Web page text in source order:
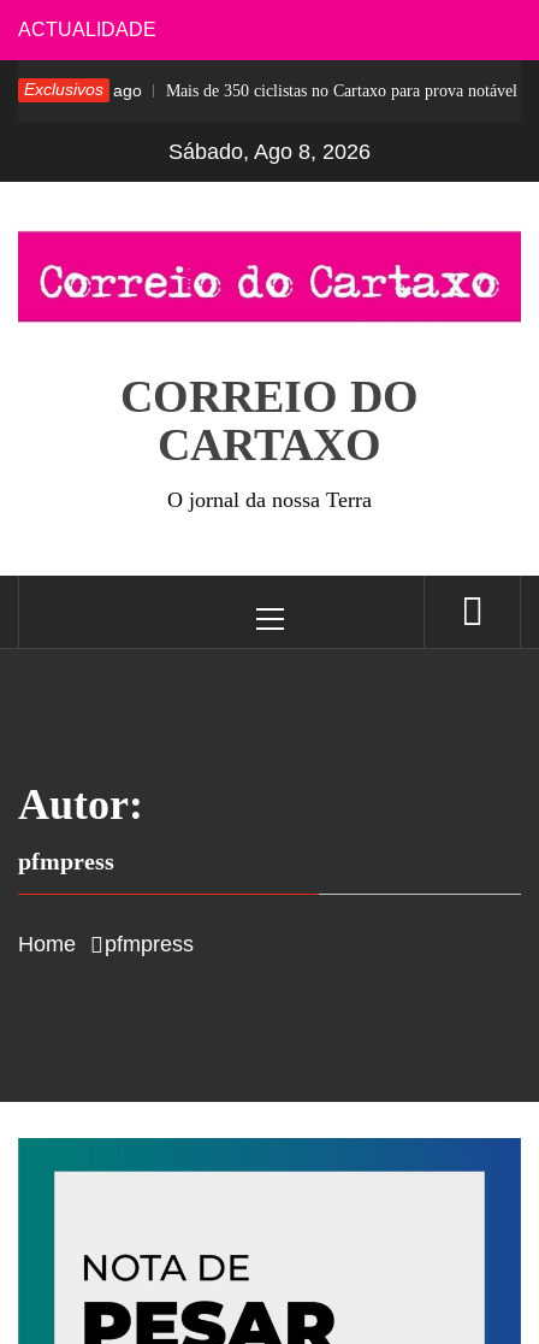
Skip
to
content
ACTUALIDADE
Exclusivos
6 dias ago Mais de 350 ciclistas no Cartaxo para prova notável
Sábado, Ago 8, 2026
CORREIO DO
CARTAXO
O jornal da nossa Terra
Menu
Autor:
pfmpress
Home pfmpress